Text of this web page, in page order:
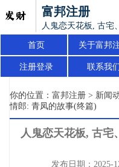
富邦注册
人鬼恋天花板, 古宅
首页 关于富邦
注册登录 联系我们
你的位置： 富邦注册 > 新闻
情郎: 青凤的故事(终篇)
人鬼恋天花板, 古宅
发布日期：2025-